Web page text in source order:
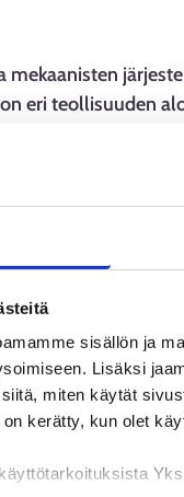
sisällön ja
Lisäksi
miten käytät
kerätty, kun olet
mekaanisten
eri teollisuuden
työtehtäviin voi
liittyvät
ja
lisäksi yhteistyö- ja